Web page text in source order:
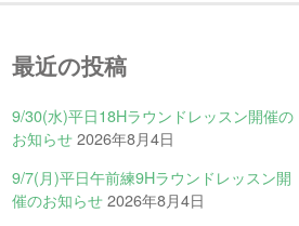
最近の投稿
9/30(水)平日18Hラウンドレッスン開催の
お知らせ2026年8月4日
9/7(月)平日午前練9Hラウンドレッスン開
催のお知らせ2026年8月4日